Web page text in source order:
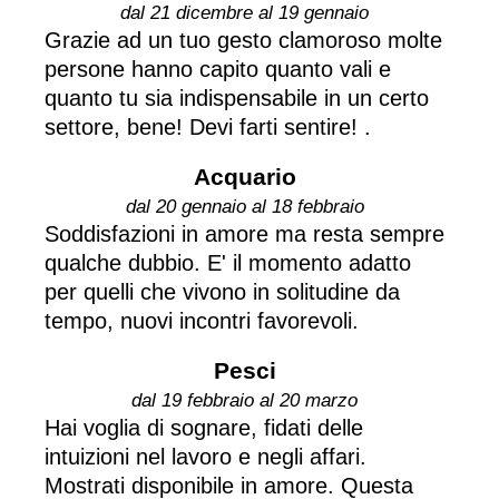
dal 21 dicembre al 19 gennaio
Grazie ad un tuo gesto clamoroso molte
persone hanno capito quanto vali e
quanto tu sia indispensabile in un certo
settore, bene! Devi farti sentire! .
Acquario
dal 20 gennaio al 18 febbraio
Soddisfazioni in amore ma resta sempre
qualche dubbio. E' il momento adatto
per quelli che vivono in solitudine da
tempo, nuovi incontri favorevoli.
Pesci
dal 19 febbraio al 20 marzo
Hai voglia di sognare, fidati delle
intuizioni nel lavoro e negli affari.
Mostrati disponibile in amore. Questa